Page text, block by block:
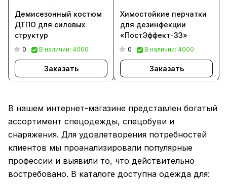
Демисезонный костюм
ДТПО для силовых
структур
0 В наличии: 4000
Заказать
Химостойкие перчатки
для дезинфекции
«ПостЭффект-33»
0 В наличии: 4000
Заказать
В нашем интернет-магазине представлен богатый
ассортимент спецодежды, спецобуви и
снаряжения. Для удовлетворения потребностей
клиентов мы проанализировали популярные
профессии и выявили то, что действительно
востребовано. В каталоге доступна одежда для: